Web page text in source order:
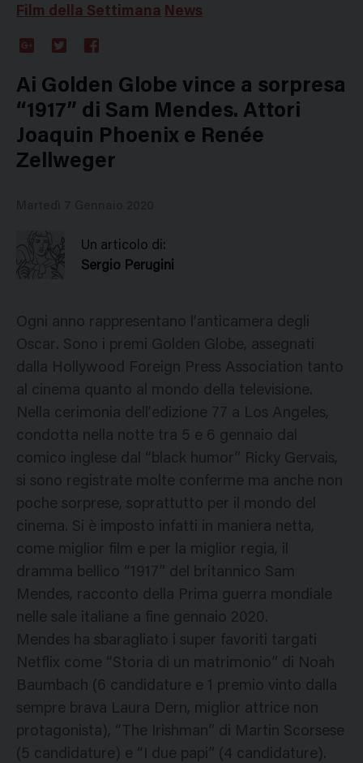
Film della Settimana News
Plus
Ai Golden Globe vince a sorpresa
“1917” di Sam Mendes. Attori
Joaquin Phoenix e Renée
Zellweger
Un articolo di:
Sergio Perugini
Ogni anno rappresentano l’anticamera degli
Oscar. Sono i premi Golden Globe, assegnati
dalla Hollywood Foreign Press Association tanto
al cinema quanto al mondo della televisione.
Nella cerimonia dell’edizione 77 a Los Angeles,
condotta nella notte tra 5 e 6 gennaio dal
comico inglese dal “black humor” Ricky Gervais,
si sono registrate molte conferme ma anche non
poche sorprese, soprattutto per il mondo del
cinema. Si è imposto infatti in maniera netta,
come miglior film e per la miglior regia, il
dramma bellico “1917” del britannico Sam
Mendes, racconto della Prima guerra mondiale
nelle sale italiane a fine gennaio 2020.
Mendes ha sbaragliato i super favoriti targati
Netflix come “Storia di un matrimonio” di Noah
Baumbach (6 candidature e 1 premio vinto dalla
sempre brava Laura Dern, miglior attrice non
protagonista), “The Irishman” di Martin Scorsese
(5 candidature) e “I due papi” (4 candidature).